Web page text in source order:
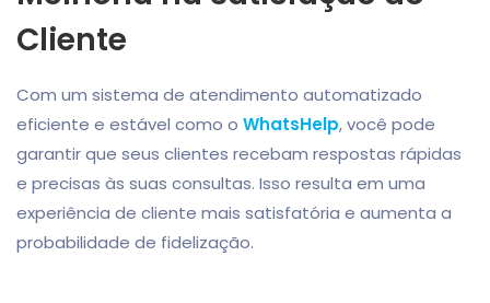
Cliente
Com um sistema de atendimento automatizado
eficiente e estável como o WhatsHelp, você pode
garantir que seus clientes recebam respostas rápidas
e precisas às suas consultas. Isso resulta em uma
experiência de cliente mais satisfatória e aumenta a
probabilidade de fidelização.